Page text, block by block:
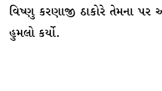
વિષ્ણુ કરણાજી ઠાકોરે તેમના પર
હુમલો કર્યો.